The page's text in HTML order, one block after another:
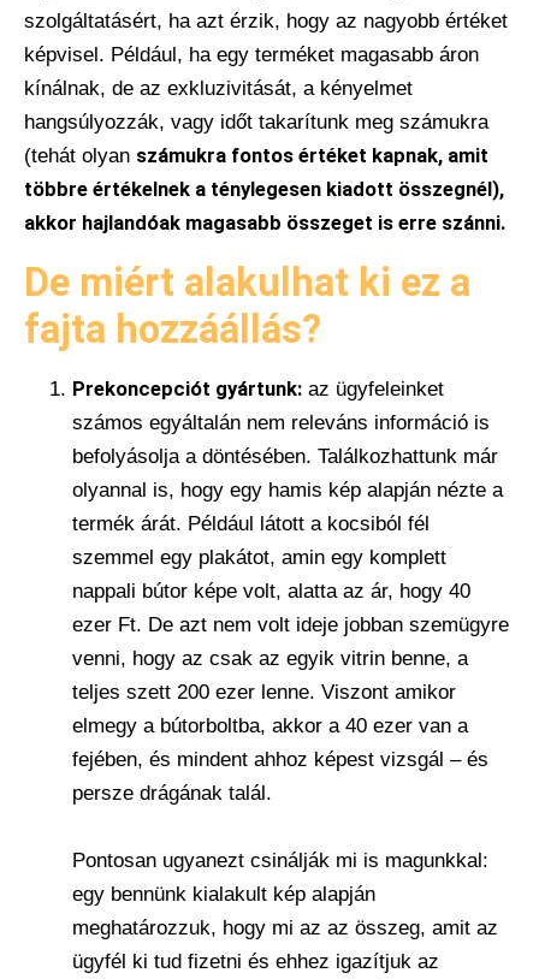
szolgáltatásért, ha azt érzik, hogy az nagyobb értéket
képvisel. Például, ha egy terméket magasabb áron
kínálnak, de az exkluzivitását, a kényelmet
hangsúlyozzák, vagy időt takarítunk meg számukra
(tehát olyan számukra fontos értéket kapnak, amit
többre értékelnek a ténylegesen kiadott összegnél),
akkor hajlandóak magasabb összeget is erre szánni.
De miért alakulhat ki ez a
fajta hozzáállás?
Prekoncepciót gyártunk: az ügyfeleinket
számos egyáltalán nem releváns információ is
befolyásolja a döntésében. Találkozhattunk már
olyannal is, hogy egy hamis kép alapján nézte a
termék árát. Például látott a kocsiból fél
szemmel egy plakátot, amin egy komplett
nappali bútor képe volt, alatta az ár, hogy 40
ezer Ft. De azt nem volt ideje jobban szemügyre
venni, hogy az csak az egyik vitrin benne, a
teljes szett 200 ezer lenne. Viszont amikor
elmegy a bútorboltba, akkor a 40 ezer van a
fejében, és mindent ahhoz képest vizsgál – és
persze drágának talál.
Pontosan ugyanezt csinálják mi is magunkkal:
egy bennünk kialakult kép alapján
meghatározzuk, hogy mi az az összeg, amit az
ügyfél ki tud fizetni és ehhez igazítjuk az